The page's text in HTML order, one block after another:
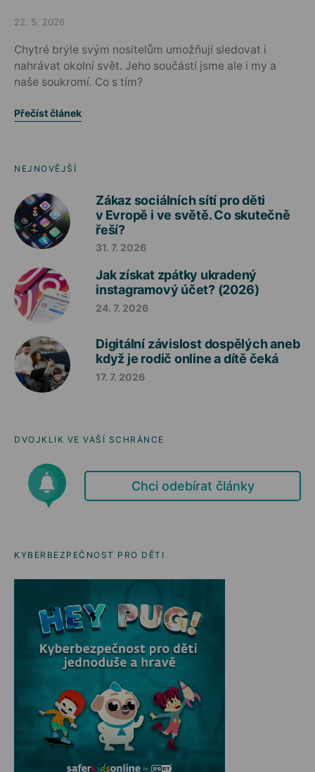
Posted on
22. 5. 2026
Chytré brýle svým nositelům umožňují sledovat i
nahrávat okolní svět. Jeho součástí jsme ale i my a
naše soukromí. Co s tím?
Přečíst článek
NEJNOVĚJŠÍ
Zákaz sociálních sítí pro děti
v Evropě i ve světě. Co skutečně
řeší?
31. 7. 2026
Jak získat zpátky ukradený
instagramový účet? (2026)
24. 7. 2026
Digitální závislost dospělých aneb
když je rodič online a dítě čeká
17. 7. 2026
DVOJKLIK VE VAŠÍ SCHRÁNCE
Chci odebírat články
KYBERBEZPEČNOST PRO DĚTI